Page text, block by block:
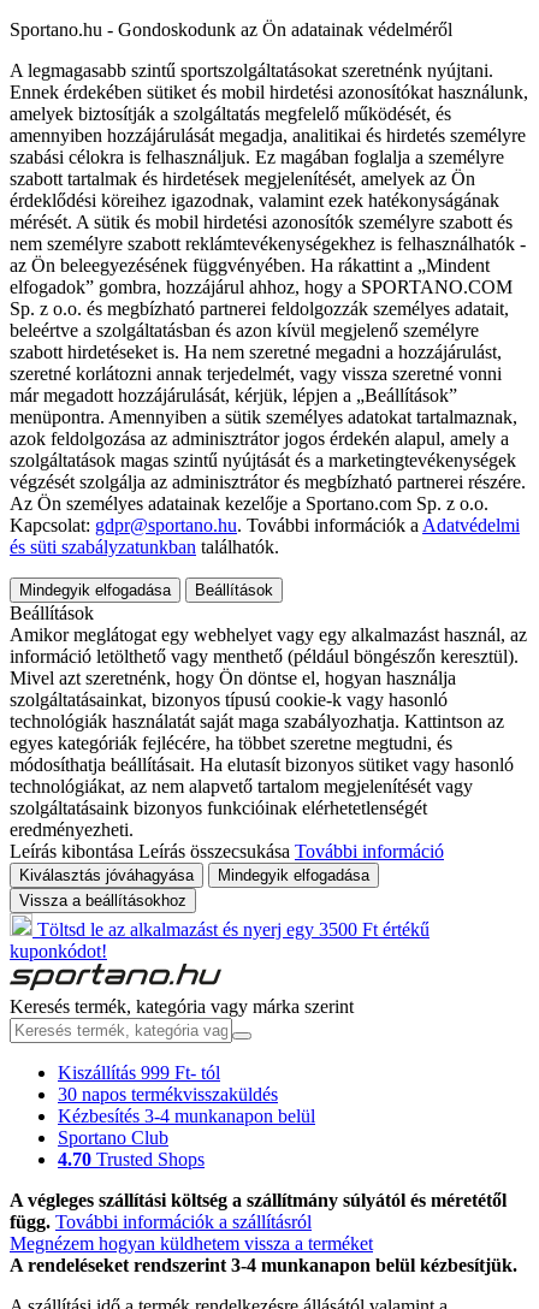
Sportano.hu - Gondoskodunk az Ön adatainak védelméről
A legmagasabb szintű sportszolgáltatásokat szeretnénk nyújtani.
Ennek érdekében sütiket és mobil hirdetési azonosítókat használunk,
amelyek biztosítják a szolgáltatás megfelelő működését, és
amennyiben hozzájárulását megadja, analitikai és hirdetés személyre
szabási célokra is felhasználjuk. Ez magában foglalja a személyre
szabott tartalmak és hirdetések megjelenítését, amelyek az Ön
érdeklődési köreihez igazodnak, valamint ezek hatékonyságának
mérését. A sütik és mobil hirdetési azonosítók személyre szabott és
nem személyre szabott reklámtevékenységekhez is felhasználhatók -
az Ön beleegyezésének függvényében. Ha rákattint a „Mindent
elfogadok” gombra, hozzájárul ahhoz, hogy a SPORTANO.COM
Sp. z o.o. és megbízható partnerei feldolgozzák személyes adatait,
beleértve a szolgáltatásban és azon kívül megjelenő személyre
szabott hirdetéseket is. Ha nem szeretné megadni a hozzájárulást,
szeretné korlátozni annak terjedelmét, vagy vissza szeretné vonni
már megadott hozzájárulását, kérjük, lépjen a „Beállítások”
menüpontra. Amennyiben a sütik személyes adatokat tartalmaznak,
azok feldolgozása az adminisztrátor jogos érdekén alapul, amely a
szolgáltatások magas szintű nyújtását és a marketingtevékenységek
végzését szolgálja az adminisztrátor és megbízható partnerei részére.
Az Ön személyes adatainak kezelője a Sportano.com Sp. z o.o.
Kapcsolat: gdpr@sportano.hu. További információk a Adatvédelmi
és süti szabályzatunkban találhatók.
Mindegyik elfogadása Beállítások
Beállítások
Amikor meglátogat egy webhelyet vagy egy alkalmazást használ, az
információ letölthető vagy menthető (például böngészőn keresztül).
Mivel azt szeretnénk, hogy Ön döntse el, hogyan használja
szolgáltatásainkat, bizonyos típusú cookie-k vagy hasonló
technológiák használatát saját maga szabályozhatja. Kattintson az
egyes kategóriák fejlécére, ha többet szeretne megtudni, és
módosíthatja beállításait. Ha elutasít bizonyos sütiket vagy hasonló
technológiákat, az nem alapvető tartalom megjelenítését vagy
szolgáltatásaink bizonyos funkcióinak elérhetetlenségét
eredményezheti.
Leírás kibontása Leírás összecsukása További információ
Kiválasztás jóváhagyása
Mindegyik elfogadása
Vissza a beállításokhoz
Töltsd le az alkalmazást és nyerj egy 3500 Ft értékű
kuponkódot!
Keresés termék, kategória vagy márka szerint
Kiszállítás 999 Ft- tól
30 napos termékvisszaküldés
Kézbesítés 3-4 munkanapon belül
Sportano Club
4.70 Trusted Shops
A végleges szállítási költség a szállítmány súlyától és méretétől
függ. További információk a szállításról
Megnézem hogyan küldhetem vissza a terméket
A rendeléseket rendszerint 3-4 munkanapon belül kézbesítjük.